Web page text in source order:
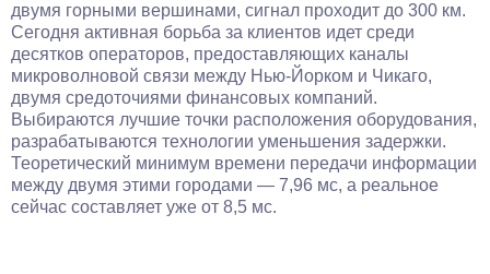
двумя горными вершинами, сигнал проходит до 300 км.
Сегодня активная борьба за клиентов идет среди
десятков операторов, предоставляющих каналы
микроволновой связи между Нью-Йорком и Чикаго,
двумя средоточиями финансовых компаний.
Выбираются лучшие точки расположения оборудования,
разрабатываются технологии уменьшения задержки.
Теоретический минимум времени передачи информации
между двумя этими городами — 7,96 мс, а реальное
сейчас составляет уже от 8,5 мс.